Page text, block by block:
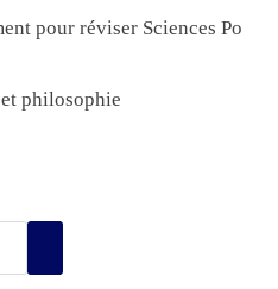
pour réviser Sciences Po
philosophie